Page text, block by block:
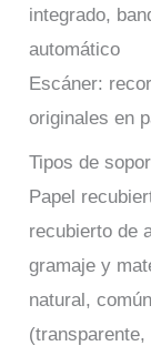
integrado,
automático
Escáner:
originales en
Tipos de
Papel
recubierto de
gramaje y
natural,